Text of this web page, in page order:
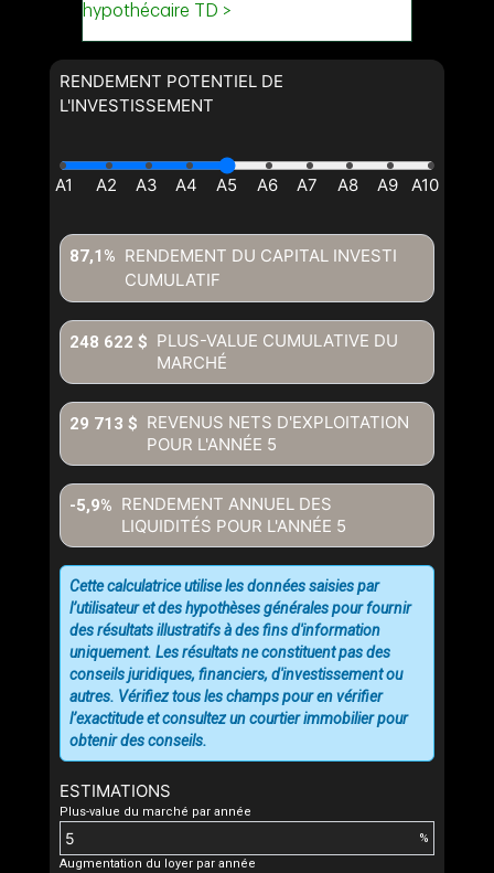
RENDEMENT POTENTIEL DE
L'INVESTISSEMENT
RENDEMENT DU CAPITAL INVESTI
CUMULATIF
87,1%
PLUS-VALUE CUMULATIVE DU
MARCHÉ
248 622 $
REVENUS NETS D'EXPLOITATION
POUR L'ANNÉE 5
29 713 $
RENDEMENT ANNUEL DES
LIQUIDITÉS POUR L'ANNÉE 5
-5,9%
ESTIMATIONS
Plus-value du marché par année
%
Augmentation du loyer par année
Cette calculatrice utilise les données saisies par
l’utilisateur et des hypothèses générales pour fournir
des résultats illustratifs à des fins d'information
uniquement. Les résultats ne constituent pas des
conseils juridiques, financiers, d'investissement ou
autres. Vérifiez tous les champs pour en vérifier
l’exactitude et consultez un courtier immobilier pour
obtenir des conseils.